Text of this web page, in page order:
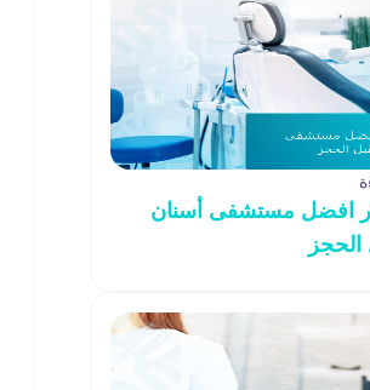
افضل مستشفى أسنان
الحجز